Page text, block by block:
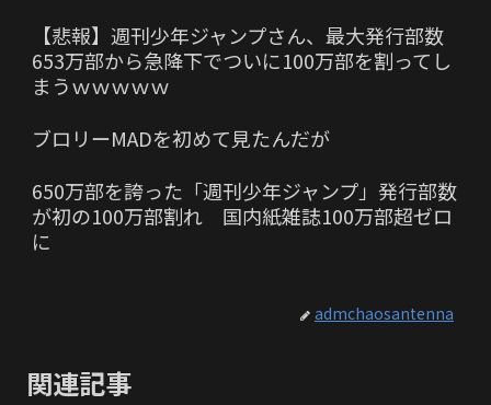
【悲報】週刊少年ジャンプさん、最大発行部数
653万部から急降下でついに100万部を割ってし
まうｗｗｗｗｗ
ブロリーMADを初めて見たんだが
650万部を誇った「週刊少年ジャンプ」発行部数
が初の100万部割れ 国内紙雑誌100万部超ゼロ
に
admchaosantenna
関連記事